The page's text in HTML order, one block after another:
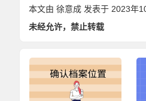
本文由 徐意成 发表于 2023年
未经允许，禁止转载